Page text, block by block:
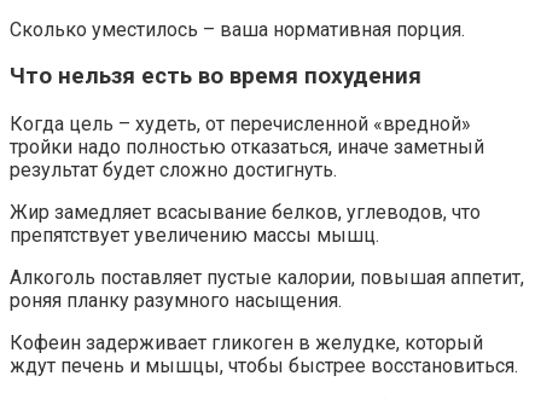
Сколько уместилось – ваша нормативная порция.
Что нельзя есть во время похудения
Когда цель – худеть, от перечисленной «вредной»
тройки надо полностью отказаться, иначе заметный
результат будет сложно достигнуть.
Жир замедляет всасывание белков, углеводов, что
препятствует увеличению массы мышц.
Алкоголь поставляет пустые калории, повышая аппетит,
роняя планку разумного насыщения.
Кофеин задерживает гликоген в желудке, который
ждут печень и мышцы, чтобы быстрее восстановиться.